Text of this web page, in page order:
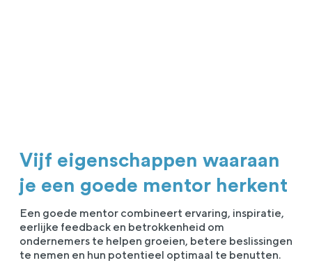
Vijf eigenschappen waaraan
je een goede mentor herkent
Een goede mentor combineert ervaring, inspiratie,
eerlijke feedback en betrokkenheid om
ondernemers te helpen groeien, betere beslissingen
te nemen en hun potentieel optimaal te benutten.